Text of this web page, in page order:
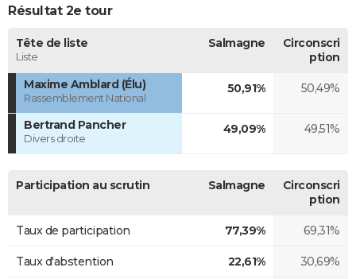
Résultat 2e tour
Tête de liste
Liste
Salmagne
Circonscri
ption
Maxime Amblard (Élu)
Rassemblement National
50,91% 50,49%
Bertrand Pancher
Divers droite
49,09% 49,51%
Participation au scrutin Salmagne
Circonscri
ption
Taux de participation 77,39% 69,31%
Taux d'abstention 22,61% 30,69%